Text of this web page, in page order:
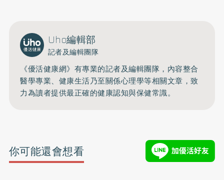
Uho編輯部
記者及編輯團隊
《優活健康網》有專業的記者及編輯團隊，內容整合
醫學專業、健康生活乃至關係心理學等相關文章，致
力為讀者提供最正確的健康認知與保健常識。
你可能還會想看